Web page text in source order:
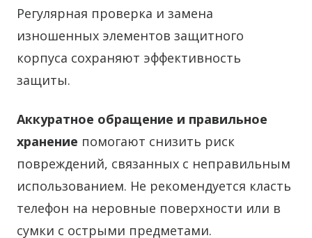
Регулярная проверка и замена
изношенных элементов защитного
корпуса сохраняют эффективность
защиты.
Аккуратное обращение и правильное
хранение помогают снизить риск
повреждений, связанных с неправильным
использованием. Не рекомендуется класть
телефон на неровные поверхности или в
сумки с острыми предметами.